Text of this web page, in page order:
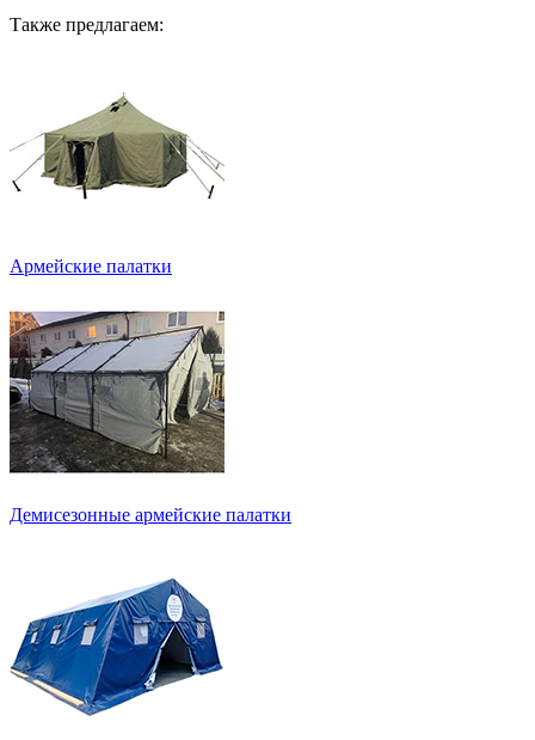
Также предлагаем:
Армейские палатки
Демисезонные армейские палатки